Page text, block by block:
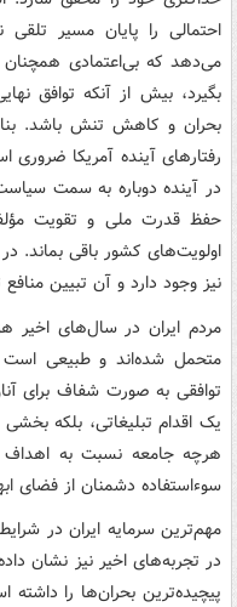
احتمالی را پایان مسیر تلقی
می‌دهد که بی‌اعتمادی
بگیرد، بیش از آنکه توافق
بحران و کاهش تنش باشد.
رفتارهای آینده آمریکا
در آینده دوباره به سمت
حفظ قدرت ملی و تقویت
اولویت‌های کشور باقی بماند.
نیز وجود دارد و آن تبیین
مردم ایران در سال‌های اخیر
متحمل شده‌اند و طبیعی است
توافقی به صورت شفاف برای
یک اقدام تبلیغاتی، بلکه
هرچه جامعه نسبت به اهداف
سوءاستفاده دشمنان از فضای
مهم‌ترین سرمایه ایران در
در تجربه‌های اخیر نیز نشان
پیچیده‌ترین بحران‌ها را